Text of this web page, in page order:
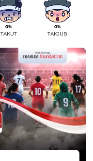
0%
TAKUT
0%
TAKJUB